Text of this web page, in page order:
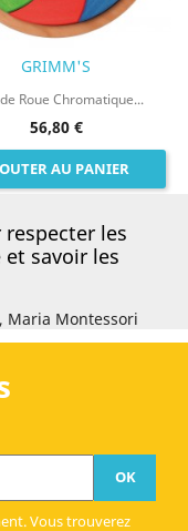
GRIMM'S
Roue Chromatique...
56,80 €
AU PANIER
les
savoir les
, Maria Montessori
Vous trouverez